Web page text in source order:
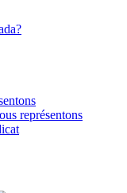
représentons